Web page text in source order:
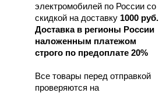
электромобилей по России со
скидкой на доставку 1000 руб.
Доставка в регионы России
наложенным платежом
строго по предоплате 20%
Все товары перед отправкой
проверяются на